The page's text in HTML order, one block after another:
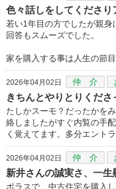
色々話しをしてくださ
若い1年目の方でしたが親身
回答もスムーズでした。
家を購入する事は人生の節
2026年04月02日 仲 介
きちんとやりとりくだ
たしかスーモ？だったかを
絡しましたがすぐ内覧の手
く覚えてます。多分エント
2026年04月02日 仲 介
新井さんの誠実さ、一
ポラスで、中古住宅を購入